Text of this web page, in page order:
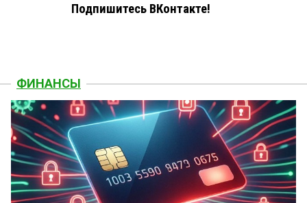
Подпишитесь ВКонтакте!
ФИНАНСЫ